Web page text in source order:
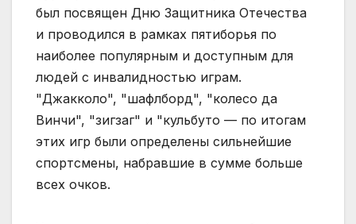
был посвящен Дню Защитника Отечества
и проводился в рамках пятиборья по
наиболее популярным и доступным для
людей с инвалидностью играм.
"Джакколо", "шафлборд", "колесо да
Винчи", "зигзаг" и "кульбуто — по итогам
этих игр были определены сильнейшие
спортсмены, набравшие в сумме больше
всех очков.